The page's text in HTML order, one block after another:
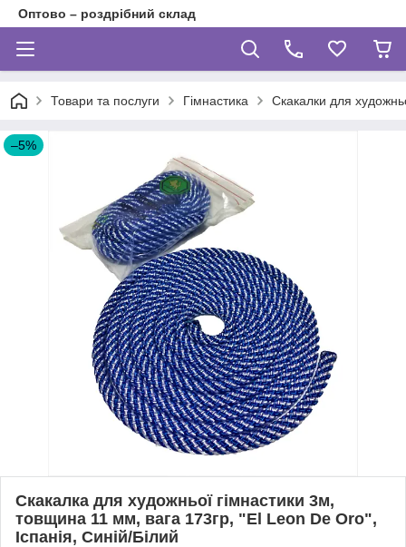
Оптово – роздрібний склад
Товари та послуги Гімнастика Скакалки для
–5%
Скакалка для художньої гімнастики 3м,
товщина 11 мм, вага 173гр, "El Leon De Oro",
Іспанія, Синій/Білий